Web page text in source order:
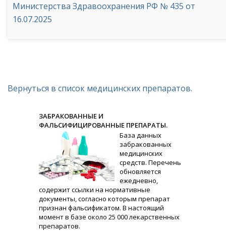
Министерства Здравоохранения РФ № 435 от
16.07.2025
Вернуться в список медицинских препаратов.
ЗАБРАКОВАННЫЕ И
ФАЛЬСИФИЦИРОВАННЫЕ ПРЕПАРАТЫ.
База данных
забракованных
медицинских
средств. Перечень
обновляется
ежедневно,
содержит ссылки на нормативные
документы, согласно которым препарат
признан фальсификатом. В настоящий
момент в базе около 25 000 лекарственных
препаратов.